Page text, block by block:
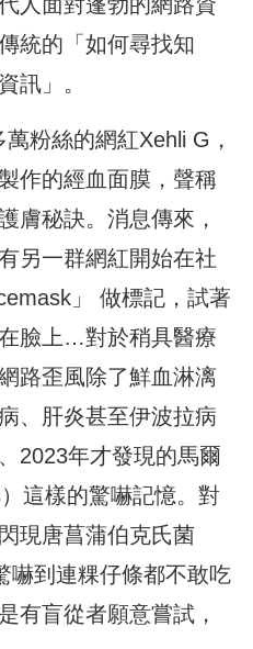
統的「如何尋找知
訊」。
粉絲的網紅Xehli G，
作的經血面膜，聲稱
膚秘訣。消息傳來，
另一群網紅開始在社
」 做標記，試著
臉上…對於稍具醫療
路歪風除了鮮血淋漓
、肝炎甚至伊波拉病
2023年才發現的馬爾
這樣的驚嚇記憶。對
現唐菖蒲伯克氏菌
嚇到連粿仔條都不敢吃
有盲從者願意嘗試，